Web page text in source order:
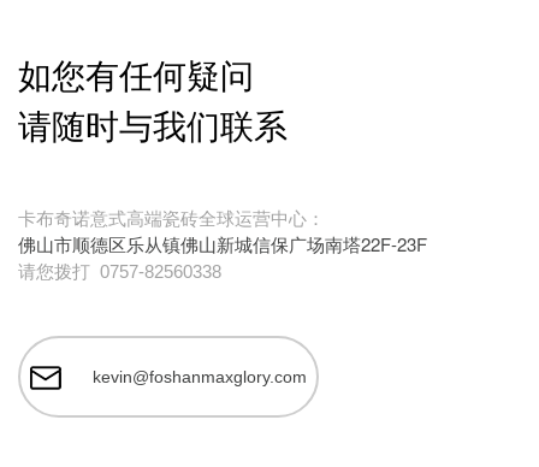
如您有任何疑问
请随时与我们联系
卡布奇诺意式高端瓷砖全球运营中心：
佛山市顺德区乐从镇佛山新城信保广场南塔22F-23F
请您拨打 0757-82560338
kevin@foshanmaxglory.com